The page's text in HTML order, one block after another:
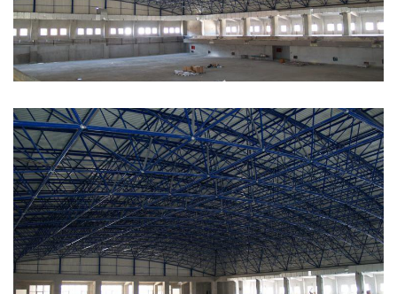
Kapalı Spor Salonu_1